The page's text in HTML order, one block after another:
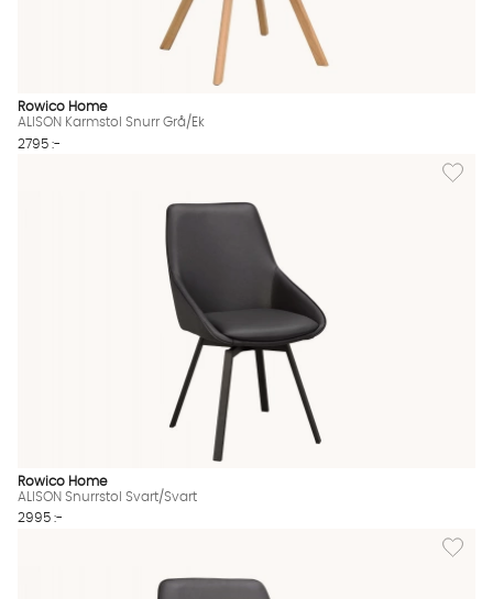
Rowico Home
ALISON Karmstol Snurr Grå/Ek
2795 :-
Lägg
Rowico Home
ALISON Snurrstol Svart/Svart
2995 :-
Lägg